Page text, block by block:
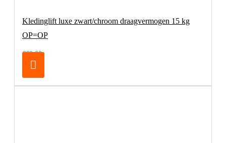
Kledinglift luxe zwart/chroom draagvermogen 15 kg
OP=OP
€69,00